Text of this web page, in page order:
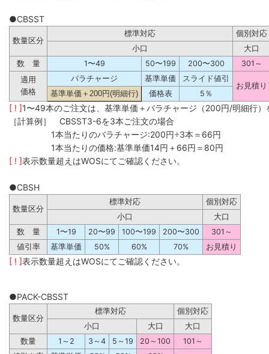
●CBSST
数量区分
標準対応
個別対応
小口
大口
数 量
1〜49 50〜199 200〜300
301～
適用
価格
バラチャージ 基準単価
スライド値引
お見積り
基準単価＋200円(明細行)
価格表 5％
[ ! ]1〜49本のご注文は、基準単価＋バラチャージ（200円/明細行）
［計算例］ CBSST3-6を3本ご注文の場合
1本当たりのバラチャージ:200円÷3本＝66円
1本当たりの価格:基準単価14円＋66円＝80円
[ ! ]表示数量超えはWOSにてご確認ください。
●CBSH
数量区分
標準対応
個別対応
小口
大口
数 量
1〜19 20〜99 100〜199 200〜300
301～
値引率
基準単価 50% 60% 70% お見積り
[ ! ]表示数量超えはWOSにてご確認ください。
●PACK-CBSST
数量区分
標準対応
個別対応
小口
大口
大口
数量
1～2 3～4 5～19 20～100
101～